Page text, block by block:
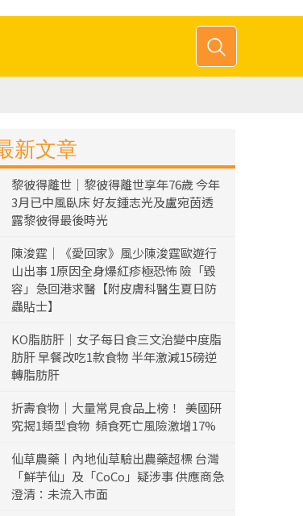
新文章
黎彼得離世｜黎彼得離世享年76歲 今年
3月已中風臥床 好友鍾志光及盧宛茵透
露黎彼得最後時光
陳浚霆｜《愛回家》風少陳浚霆歐遊行
山出事 1原因全身爆紅疹極恐怖 險「毀
容」急回港求醫【附皮膚科醫生夏日防
蟲貼士】
KO脂肪肝｜女子每日食三文治變中度脂
肪肝 早餐改吃1款食物 半年激減15磅逆
轉脂肪肝
折壽食物｜大量常見食品上榜！ 美國研
究揭1類型食物 頻食死亡風險激增17%
仙草農藥丨內地仙草驗出農藥超標 台灣
「鮮芋仙」及「CoCo」疑涉事 供應商急
澄清：未流入市面